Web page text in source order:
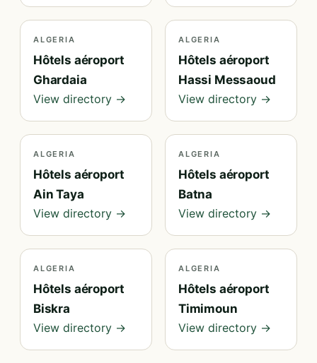
ALGERIA
Hôtels aéroport
Ghardaia
View directory →
ALGERIA
Hôtels aéroport
Hassi Messaoud
View directory →
ALGERIA
Hôtels aéroport
Ain Taya
View directory →
ALGERIA
Hôtels aéroport
Batna
View directory →
ALGERIA
Hôtels aéroport
Biskra
View directory →
ALGERIA
Hôtels aéroport
Timimoun
View directory →